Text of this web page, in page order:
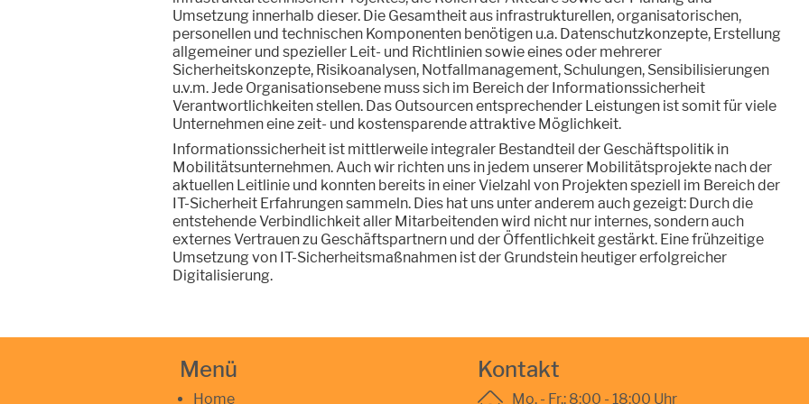
Umsetzung innerhalb dieser. Die Gesamtheit aus infrastrukturellen, organisatorischen,
personellen und technischen Komponenten benötigen u.a. Datenschutzkonzepte, Erstellung
allgemeiner und spezieller Leit- und Richtlinien sowie eines oder mehrerer
Sicherheitskonzepte, Risikoanalysen, Notfallmanagement, Schulungen, Sensibilisierungen
u.v.m. Jede Organisationsebene muss sich im Bereich der Informationssicherheit
Verantwortlichkeiten stellen. Das Outsourcen entsprechender Leistungen ist somit für viele
Unternehmen eine zeit- und kostensparende attraktive Möglichkeit.
Informationssicherheit ist mittlerweile integraler Bestandteil der Geschäftspolitik in
Mobilitätsunternehmen. Auch wir richten uns in jedem unserer Mobilitätsprojekte nach der
aktuellen Leitlinie und konnten bereits in einer Vielzahl von Projekten speziell im Bereich der
IT-Sicherheit Erfahrungen sammeln. Dies hat uns unter anderem auch gezeigt: Durch die
entstehende Verbindlichkeit aller Mitarbeitenden wird nicht nur internes, sondern auch
externes Vertrauen zu Geschäftspartnern und der Öffentlichkeit gestärkt. Eine frühzeitige
Umsetzung von IT-Sicherheitsmaßnahmen ist der Grundstein heutiger erfolgreicher
Digitalisierung.
Menü
Home
Kontakt
Mo. - Fr.: 8:00 - 18:00 Uhr